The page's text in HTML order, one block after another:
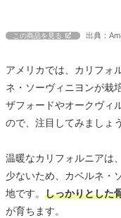
この商品を見る 出典：
アメリカでは、カリフォ
ネ・ソーヴィニヨンが栽
ザフォードやオークヴィ
ので、注目してみましょう
温暖なカリフォルニアは
少ないため、カベルネ・
地です。 しっかりとした
が育ちます。